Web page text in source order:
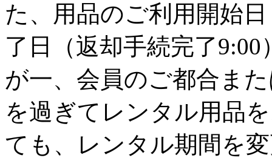
た、用品のご利用開始
了日（返却手続完了
が一、会員のご都合ま
を過ぎてレンタル用品
ても、レンタル期間を